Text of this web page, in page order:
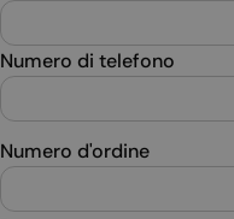
Numero di telefono
Numero d'ordine